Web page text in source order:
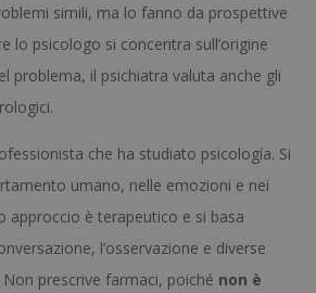
simili, ma lo fanno da prospettive
lo psicologo si concentra sull’origine
problema, il psichiatra valuta anche gli
che ha studiato psicología. Si
umano, nelle emozioni e nei
approccio è terapeutico e si basa
l’osservazione e diverse
prescrive farmaci, poiché non è